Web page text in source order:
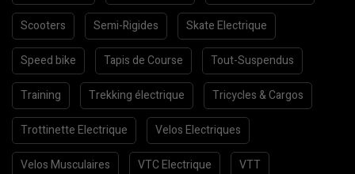
Scooters Semi-Rigides Skate Electrique
Speed bike Tapis de Course Tout-Suspendus
Training Trekking électrique Tricycles & Cargos
Trottinette Electrique Velos Electriques
Velos Musculaires VTC Electrique VTT